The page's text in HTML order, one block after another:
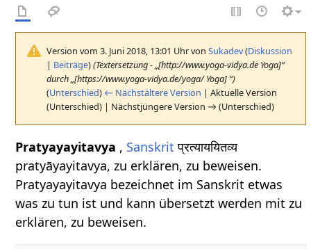
Version vom 3. Juni 2018, 13:01 Uhr vonSukadev(Diskussion
| Beiträge)(Textersetzung - „[http://www.yoga-vidya.de Yoga]“
durch „[https://www.yoga-vidya.de/yoga/ Yoga] “)
(Unterschied) ← Nächstältere Version | Aktuelle Version
(Unterschied) | Nächstjüngere Version → (Unterschied)
Pratyayayitavya , Sanskrit प्रत्याययितव्य
pratyāyayitavya, zu erklären, zu beweisen.
Pratyayayitavya bezeichnet im Sanskrit etwas
was zu tun ist und kann übersetzt werden mit zu
erklären, zu beweisen.